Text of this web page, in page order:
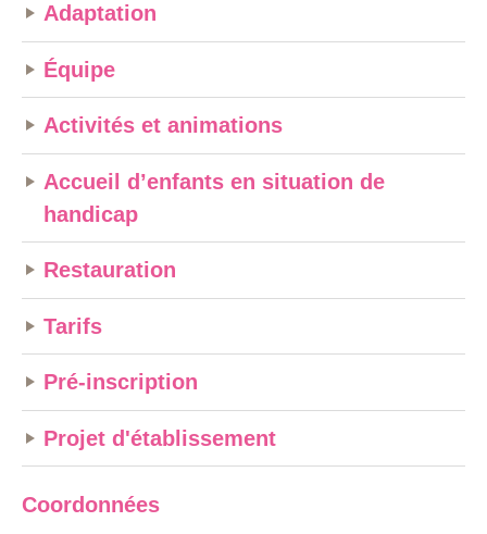
Adaptation
Équipe
Activités et animations
Accueil d’enfants en situation de
handicap
Restauration
Tarifs
Pré-inscription
Projet d'établissement
Coordonnées